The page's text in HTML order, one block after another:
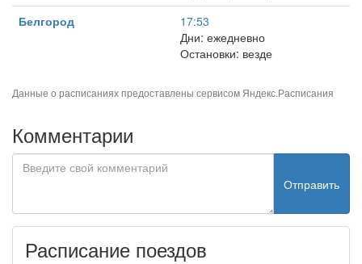
Белгород
17:53
Дни: ежедневно
Остановки: везде
Данные о расписаниях предоставлены сервисом Яндекс.Расписания
Комментарии
Отправить
Расписание поездов